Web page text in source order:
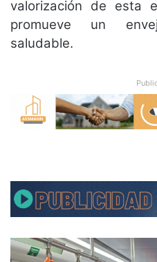
valorización de esta
promueve un
saludable.